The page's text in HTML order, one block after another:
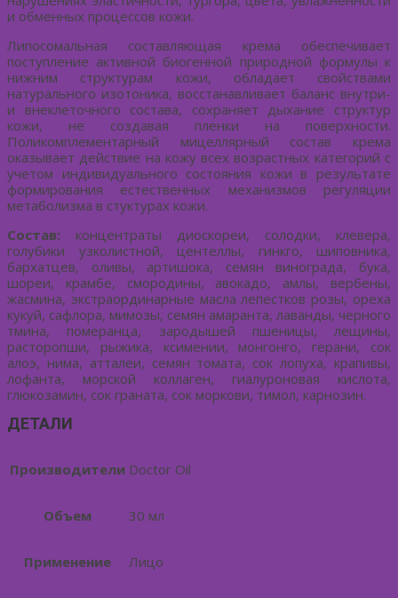
и обменных процессов кожи.
Липосомальная составляющая крема обеспечивает
поступление активной биогенной природной формулы к
нижним структурам кожи, обладает свойствами
натурального изотоника, восстанавливает баланс внутри-
и внеклеточного состава, сохраняет дыхание структур
кожи, не создавая пленки на поверхности.
Поликомплементарный мицеллярный состав крема
оказывает действие на кожу всех возрастных категорий с
учетом индивидуального состояния кожи в результате
формирования естественных механизмов регуляции
метаболизма в стуктурах кожи.
Состав: концентраты диоскореи, солодки, клевера,
голубики узколистной, центеллы, гинкго, шиповника,
бархатцев, оливы, артишока, семян винограда, бука,
шореи, крамбе, смородины, авокадо, амлы, вербены,
жасмина, экстраординарные масла лепестков розы, ореха
кукуй, сафлора, мимозы, семян амаранта, лаванды, черного
тмина, померанца, зародышей пшеницы, лещины,
расторопши, рыжика, ксимении, монгонго, герани, сок
алоэ, нима, атталеи, семян томата, сок лопуха, крапивы,
лофанта, морской коллаген, гиалуроновая кислота,
глюкозамин, сок граната, сок моркови, тимол, карнозин.
ДЕТАЛИ
Производители Doctor Oil
Объем 30 мл
Применение Лицо